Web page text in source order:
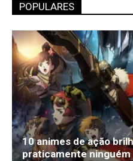
POPULARES
10 animes de ação
praticamente